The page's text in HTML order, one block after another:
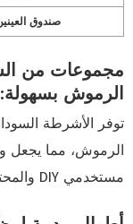
صندوق
مجموعات من
الرموش بسهولة:
توفر الأشرطة
الرموش، مما يجعل
مستخدمي DIY والمحترفين.